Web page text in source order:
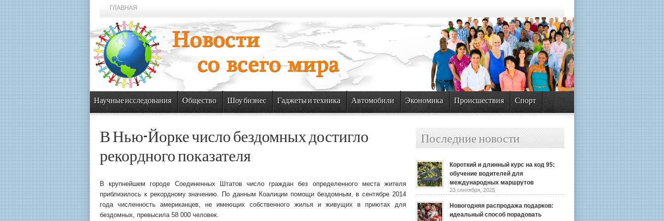
ГЛАВНАЯ
Научные исследования Общество Шоу бизнес Гаджеты и техника Автомобили Экономика Происшествия Спорт
В Нью-Йорке число бездомных достигло
рекордного показателя
В крупнейшем городе Соединенных Штатов число граждан без определенного места жителя
приблизилось к рекордному значению. По данным Коалиции помощи бездомным, в сентябре 2014
года численность американцев, не имеющих собственного жилья и живущих в приютах для
бездомных, превысила 58 000 человек.
Последние новости
Короткий и длинный курс на код 95:
обучение водителей для
международных маршрутов
23 сентября, 2025
Новогодняя распродажа подарков:
идеальный способ порадовать